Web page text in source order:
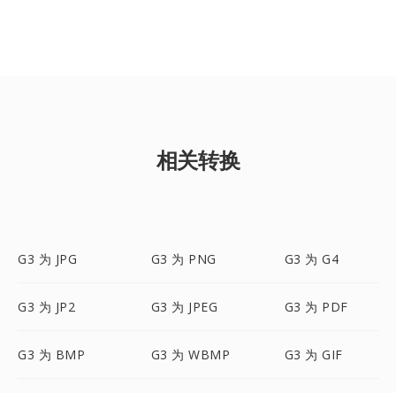
相关转换
G3 为 JPG G3 为 PNG G3 为 G4
G3 为 JP2 G3 为 JPEG G3 为 PDF
G3 为 BMP G3 为 WBMP G3 为 GIF